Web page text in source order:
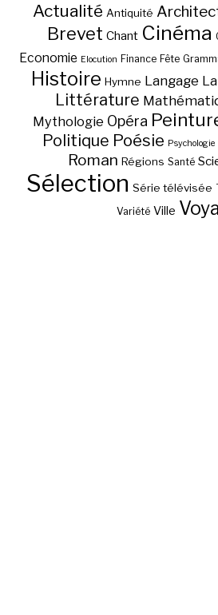
Actualité Antiquité
Brevet Chant Cinéma
Economie Elocution Finance Fête
Histoire Hymne Langage
Littérature
Mythologie Opéra
Politique Poésie Psychologie
Roman Régions Santé
Sélection Série télévisée
Variété Ville